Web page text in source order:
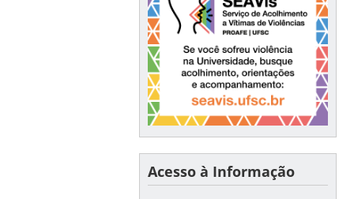
Acesso à Informação